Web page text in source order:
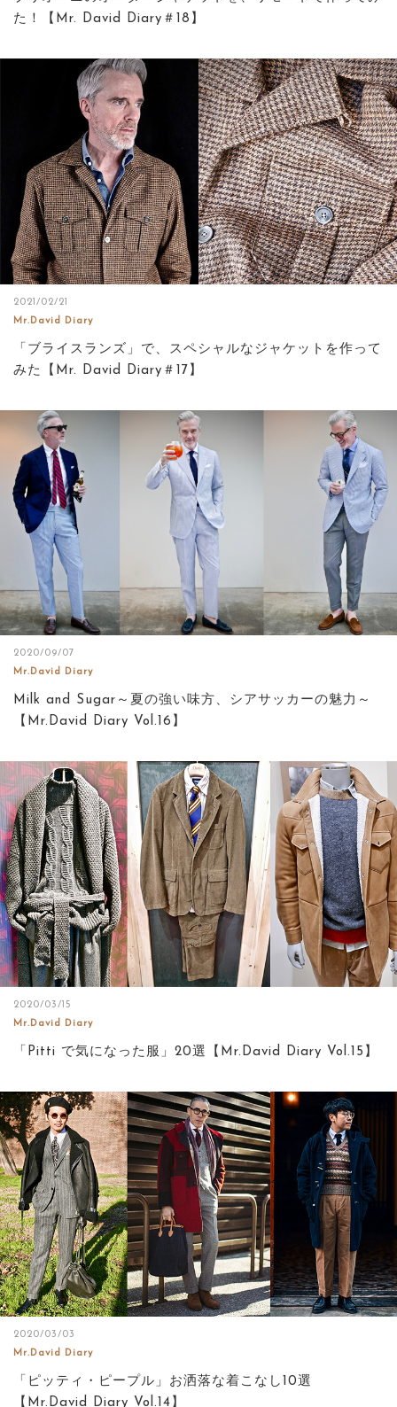
た！【Mr. David Diary＃18】
2021/02/21
Mr.David Diary
「ブライスランズ」で、スペシャルなジャケットを作って
みた【Mr. David Diary＃17】
2020/09/07
Mr.David Diary
Milk and Sugar～夏の強い味方、シアサッカーの魅力～
【Mr.David Diary Vol.16】
2020/03/15
Mr.David Diary
「Pitti で気になった服」20選【Mr.David Diary Vol.15】
2020/03/03
Mr.David Diary
「ピッティ・ピープル」お洒落な着こなし10選
【Mr.David Diary Vol.14】